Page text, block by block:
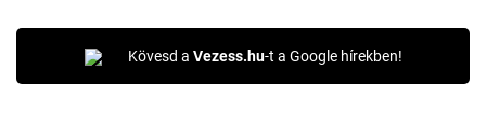
Kövesd a Vezess.hu-t a Google hírekben!